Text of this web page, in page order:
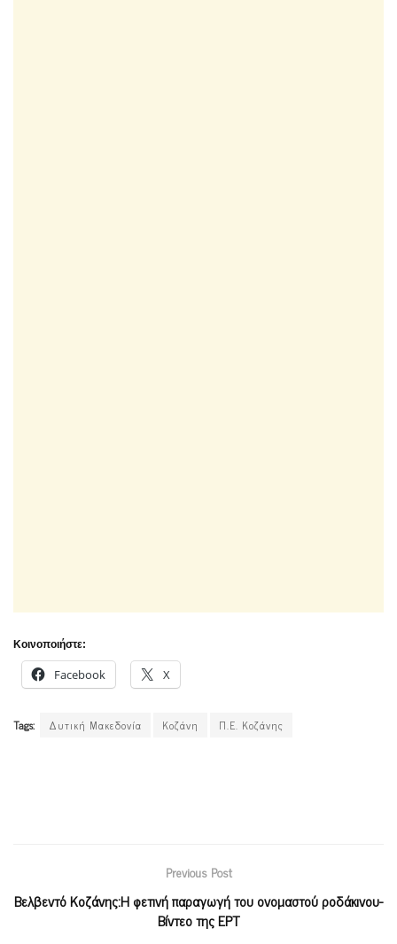
Κοινοποιήστε:
Facebook X
Tags: Δυτική Μακεδονία Κοζάνη Π.Ε. Κοζάνης
Previous Post
Βελβεντό Κοζάνης:Η φετινή παραγωγή του ονομαστού ροδάκινου-
Βίντεο της ΕΡΤ